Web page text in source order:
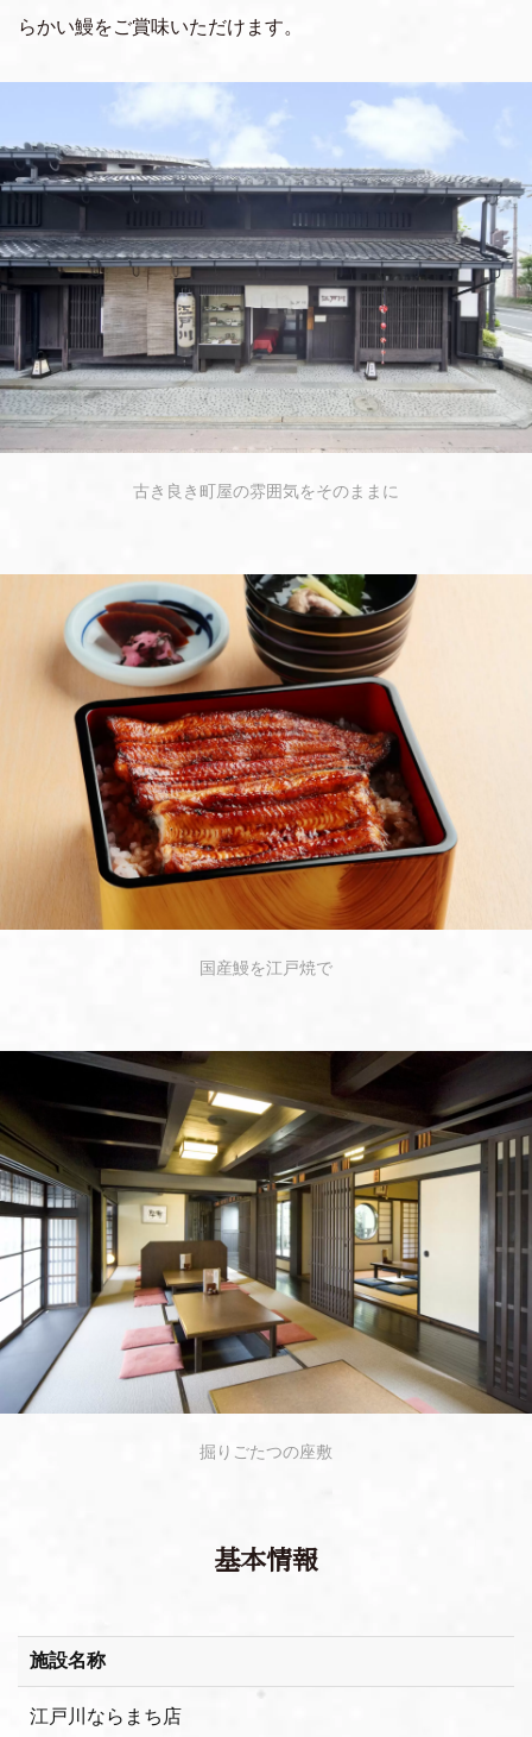
らかい鰻をご賞味いただけます。
古き良き町屋の雰囲気をそのままに
国産鰻を江戸焼で
掘りごたつの座敷
基本情報
施設名称
江戸川ならまち店